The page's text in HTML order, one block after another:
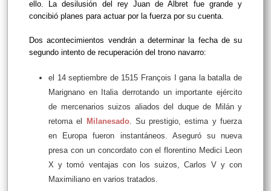
ello. La desilusión del rey Juan de Albret fue grande y
concibió planes para actuar por la fuerza por su cuenta.
Dos acontecimientos vendrán a determinar la fecha de su
segundo intento de recuperación del trono navarro:
el 14 septiembre de 1515 François I gana la batalla de
Marignano en Italia derrotando un importante ejército
de mercenarios suizos aliados del duque de Milán y
retoma el
Milanesado. Su prestigio, estima y fuerza
en Europa fueron instantáneos. Aseguró su nueva
presa con un concordato con el florentino Medici Leon
X y tomó ventajas con los suizos, Carlos V y con
Maximiliano en varios tratados.